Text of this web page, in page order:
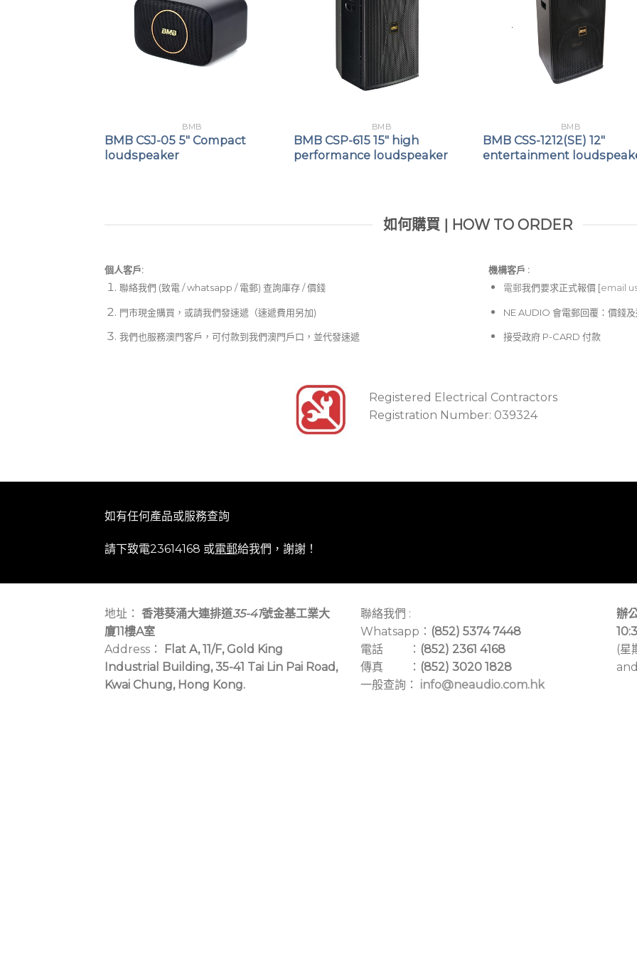
BMB
BMB CSJ-05 5″ Compact
loudspeaker
BMB
BMB CSP-615 15″ high
performance loudspeaker
BMB
BMB CSS-1212(SE) 12″
entertainment
如何購買 | HOW TO ORDER
個人客戶:
聯絡我們 (致電 / whatsapp / 電郵) 查詢庫存 / 價錢
門市現金購買，或請我們發速遞（速遞費用另加)
我們也服務澳門客戶，可付款到我們澳門戶口，並代發速遞
機構客戶 :​
電郵我們要求正式報價 [email
NE AUDIO 會電郵回覆：價錢
接受政府 P-CARD 付款
Registered Electrical Contractors
Registration Number: 039324
如有任何產品或服務查詢
請下致電23614168 或電郵給我們，謝謝！
地址： 香港葵涌大連排道35-41號金基工業大
廈11樓A室
Address：
Flat A, 11/F, Gold King
Industrial Building, 35-41 Tai Lin Pai Road,
Kwai Chung, Hong Kong.
聯絡我們 :
Whatsapp： (852) 5374 7448
電話 ： (852) 2361 4168
傳真 ： (852) 3020 1828
一般查詢： info@neaudio.com.hk
辦
(星